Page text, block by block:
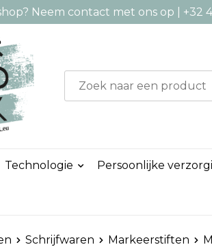
Neem contact met ons op | +32
Technologie Persoonlijke
Schrijfwaren Markeerstiften